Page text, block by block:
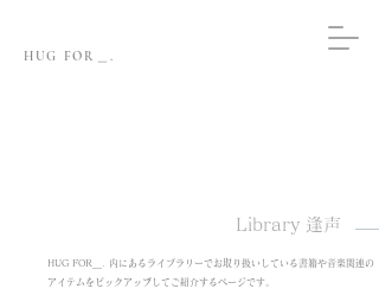
HUG FOR＿.
Library 逢声
HUG FOR＿. 内にあるライブラリーでお取り扱いしている書籍や音楽関連の
アイテムをピックアップしてご紹介するページです。